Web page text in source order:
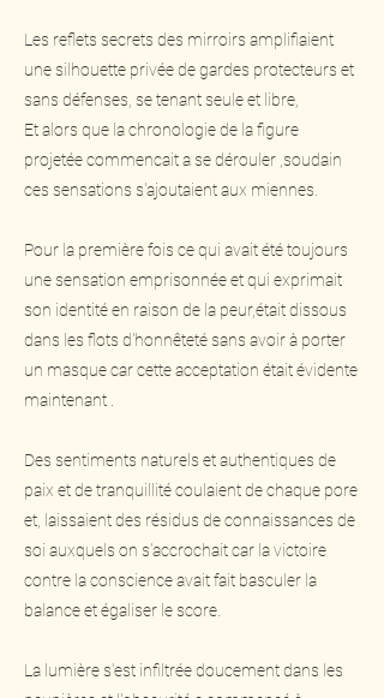
Les reflets secrets des mirroirs amplifiaient
une silhouette privée de gardes protecteurs et
sans défenses, se tenant seule et libre,
Et alors que la chronologie de la figure
projetée commencait a se dérouler ,soudain
ces sensations s'ajoutaient aux miennes.
Pour la première fois ce qui avait été toujours
une sensation emprisonnée et qui exprimait
son identité en raison de la peur,était dissous
dans les flots d'honnêteté sans avoir à porter
un masque car cette acceptation était évidente
maintenant .
Des sentiments naturels et authentiques de
paix et de tranquillité coulaient de chaque pore
et, laissaient des résidus de connaissances de
soi auxquels on s'accrochait car la victoire
contre la conscience avait fait basculer la
balance et égaliser le score.
La lumière s'est infiltrée doucement dans les